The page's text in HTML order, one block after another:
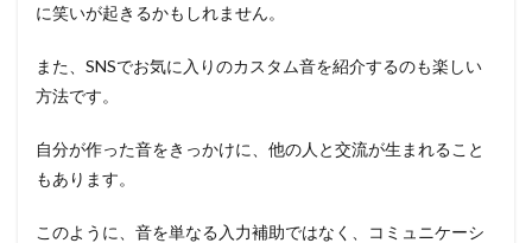
に笑いが起きるかもしれません。
また、SNSでお気に入りのカスタム音を紹介するのも楽しい
方法です。
自分が作った音をきっかけに、他の人と交流が生まれること
もあります。
このように、音を単なる入力補助ではなく、コミュニケーシ